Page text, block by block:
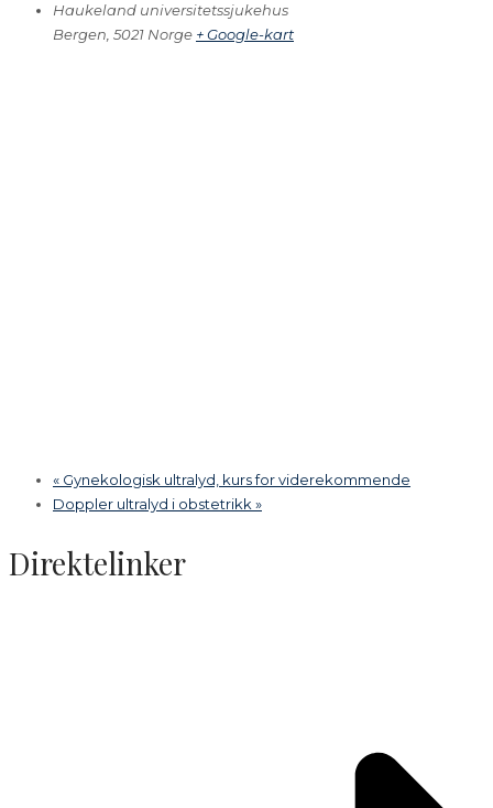
Haukeland universitetssjukehus
Bergen 5021 Norge + Google-kart
« Gynekologisk ultralyd, kurs for viderekommende
Doppler ultralyd i obstetrikk »
Direktelinker